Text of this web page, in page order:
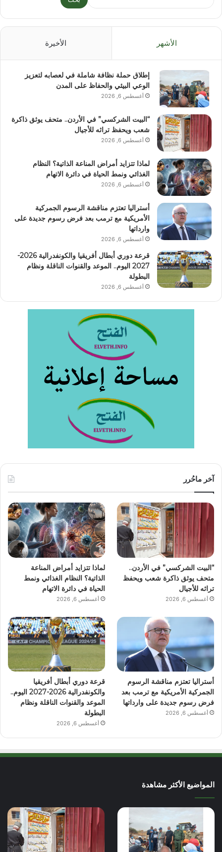
الأشهر الأخيرة
إطلاق حملة نظافة شاملة في لعصابه لتعزيز
الوعي البيئي والحفاظ على المدن
أغسطس 6, 2026
“البيت الشركسي” في الأردن.. متحف يوثق ذاكرة
شعب ويحفظ تراثه للأجيال
أغسطس 6, 2026
لماذا تتزايد أمراض المناعة الذاتية؟ النظام
الغذائي ونمط الحياة في دائرة الاتهام
أغسطس 6, 2026
أستراليا تعتزم مناقشة الرسوم الجمركية
الأمريكية مع ترمب بعد فرض رسوم جديدة على
وارداتها
أغسطس 6, 2026
قرعة دوري أبطال أفريقيا والكونفدرالية 2026-
2027 اليوم.. الموعد والقنوات الناقلة ونظام
البطولة
أغسطس 6, 2026
آخر ماحُرر
“البيت الشركسي” في الأردن..
متحف يوثق ذاكرة شعب ويحفظ
تراثه للأجيال
أغسطس 6, 2026
لماذا تتزايد أمراض المناعة
الذاتية؟ النظام الغذائي ونمط
الحياة في دائرة الاتهام
أغسطس 6, 2026
أستراليا تعتزم مناقشة الرسوم
الجمركية الأمريكية مع ترمب بعد
فرض رسوم جديدة على وارداتها
أغسطس 6, 2026
قرعة دوري أبطال أفريقيا
والكونفدرالية 2026-2027 اليوم..
الموعد والقنوات الناقلة ونظام
البطولة
أغسطس 6, 2026
المواضيع الأكثر مشاهدة